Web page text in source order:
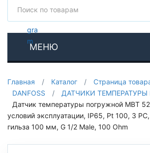
МЕНЮ
Главная / Каталог / Страница
DANFOSS
/ ДАТЧИКИ
Датчик температуры погружной MBT
условий эксплуатации, IP65, Pt 100, 3
гильза 100 мм, G 1/2 Male, 100 Ohm